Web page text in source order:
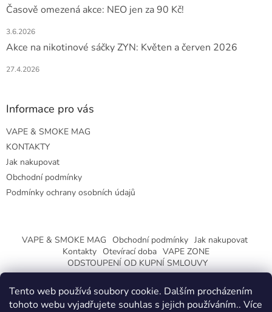
Tento web používá soubory cookie. Dalším procházením
tohoto webu vyjadřujete souhlas s jejich používáním.. Více
Časově omezená akce: NEO jen za 90 Kč!
3.6.2026
Akce na nikotinové sáčky ZYN: Květen a červen 2026
27.4.2026
Informace pro vás
VAPE & SMOKE MAG
KONTAKTY
Jak nakupovat
Obchodní podmínky
Podmínky ochrany osobních údajů
VAPE & SMOKE MAG Obchodní podmínky Jak nakupovat
Kontakty Otevírací doba VAPE ZONE
ODSTOUPENÍ OD KUPNÍ SMLOUVY